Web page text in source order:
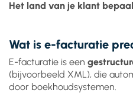
Het land van je klant
Wat is e-facturatie
E-facturatie is een
(bijvoorbeeld XML), die
door boekhoudsystemen.